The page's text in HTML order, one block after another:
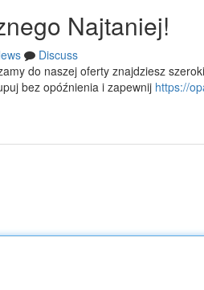
Najtaniej!
Discuss
do naszej oferty znajdziesz
bez opóźnienia i zapewnij https://